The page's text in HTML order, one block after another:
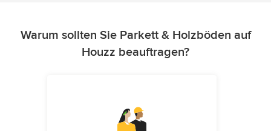
Warum sollten Sie Parkett & Holzböden auf
Houzz beauftragen?